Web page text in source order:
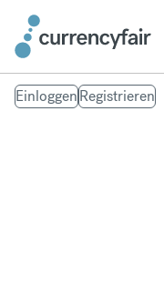
EinloggenRegistrieren